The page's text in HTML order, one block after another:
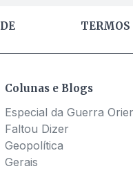
TERMOS
Colunas e Blogs
Especial da Guerra
Faltou Dizer
Geopolítica
Gerais